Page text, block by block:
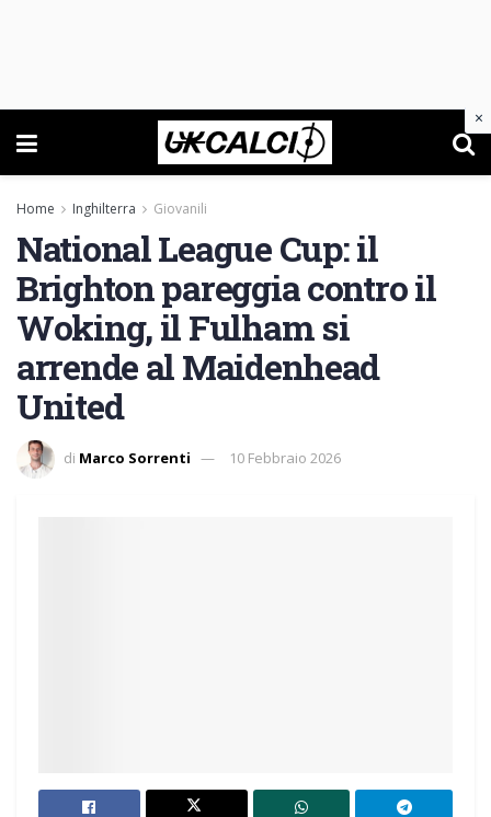
Home Inghilterra Giovanili
National League Cup: il
Brighton pareggia contro il
Woking, il Fulham si
arrende al Maidenhead
United
di Marco Sorrenti 10 Febbraio 2026
×